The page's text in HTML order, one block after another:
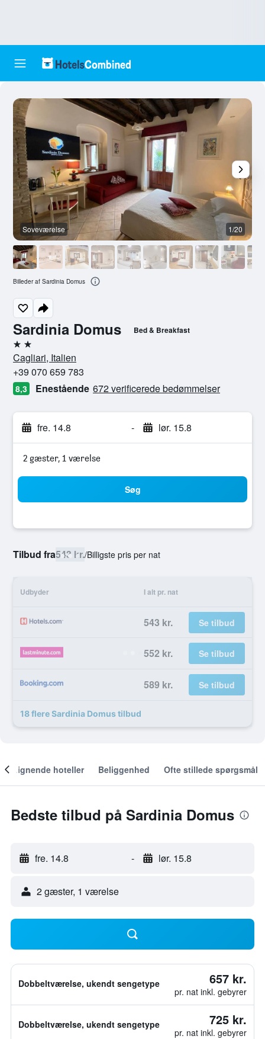
Sardinia Domus Bed & Breakfast
2 stjerner
Cagliari, Italien
+39 070 659 783
8,3 Enestående 672 verificerede bedømmelser
fre. 14.8 - lør. 15.8
2 gæster, 1 værelse
Søg
Tilbud fra543 kr./Billigste pris per nat
Udbyder I alt pr. nat
543 kr. Se tilbud
552 kr. Se tilbud
589 kr. Se tilbud
18 flere Sardinia Domus tilbud
Soveværelse 1/20
Billeder af Sardinia Domus
Lignende hoteller Beliggenhed Ofte stillede spørgsmål
Bedste tilbud på Sardinia Domus
fre. 14.8 - lør. 15.8
2 gæster, 1 værelse
Dobbeltværelse, ukendt sengetype 657 kr.
pr. nat inkl. gebyrer
Dobbeltværelse, ukendt sengetype 725 kr.
pr. nat inkl. gebyrer